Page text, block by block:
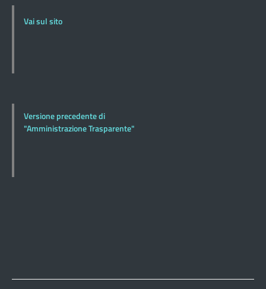
Vai sul sito
Versione precedente di
"Amministrazione Trasparente"